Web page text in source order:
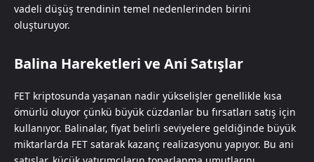
vadeli düşüş trendinin temel nedenlerinden birini
oluşturuyor.
Balina Hareketleri ve Ani Satışlar
FET kriptosunda yaşanan nadir yükselişler genellikle kısa
ömürlü oluyor çünkü büyük cüzdanlar bu fırsatları satış için
kullanıyor. Balinalar, fiyat belirli seviyelere geldiğinde büyük
miktarlarda FET satarak kazanç realizasyonu yapıyor. Bu ani